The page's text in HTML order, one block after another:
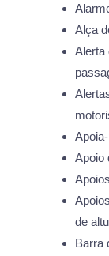
Alça
Alerta
Apoio
de
Barra